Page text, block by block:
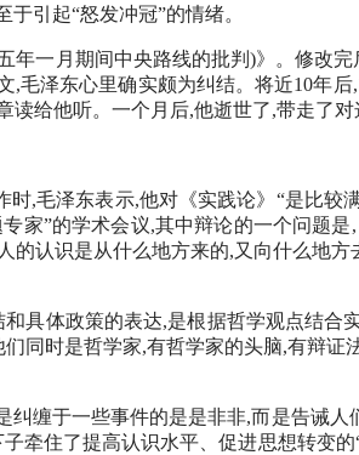
引起“怒发冲冠”的情绪。
一月期间中央路线的批判)》。修改
泽东心里确实颇为纠结。将近10年后
给他听。一个月后,他逝世了,带走了对
,毛泽东表示,他对《实践论》“是比较
家”的学术会议,其中辩论的一个问题
认识是从什么地方来的,又向什么地方
具体政策的表达,是根据哲学观点结合
同时是哲学家,有哲学家的头脑,有辩
缠于一些事件的是是非非,而是告诫人
牵住了提高认识水平、促进思想转变